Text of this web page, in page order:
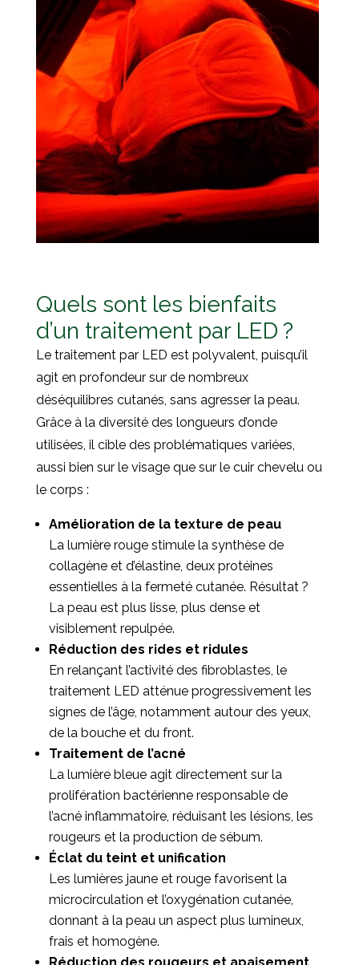
Quels sont les bienfaits
d’un traitement par LED ?
Le traitement par LED est polyvalent, puisqu’il
agit en profondeur sur de nombreux
déséquilibres cutanés, sans agresser la peau.
Grâce à la diversité des longueurs d’onde
utilisées, il cible des problématiques variées,
aussi bien sur le visage que sur le cuir chevelu ou
le corps :
Amélioration de la texture de peau
La lumière rouge stimule la synthèse de
collagène et d’élastine, deux protéines
essentielles à la fermeté cutanée. Résultat ?
La peau est plus lisse, plus dense et
visiblement repulpée.
Réduction des rides et ridules
En relançant l’activité des fibroblastes, le
traitement LED atténue progressivement les
signes de l’âge, notamment autour des yeux,
de la bouche et du front.
Traitement de l’acné
La lumière bleue agit directement sur la
prolifération bactérienne responsable de
l’acné inflammatoire, réduisant les lésions, les
rougeurs et la production de sébum.
Éclat du teint et unification
Les lumières jaune et rouge favorisent la
microcirculation et l’oxygénation cutanée,
donnant à la peau un aspect plus lumineux,
frais et homogène.